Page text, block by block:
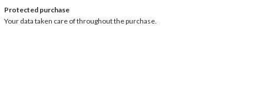
Protected purchase
Your data taken care of throughout the purchase.